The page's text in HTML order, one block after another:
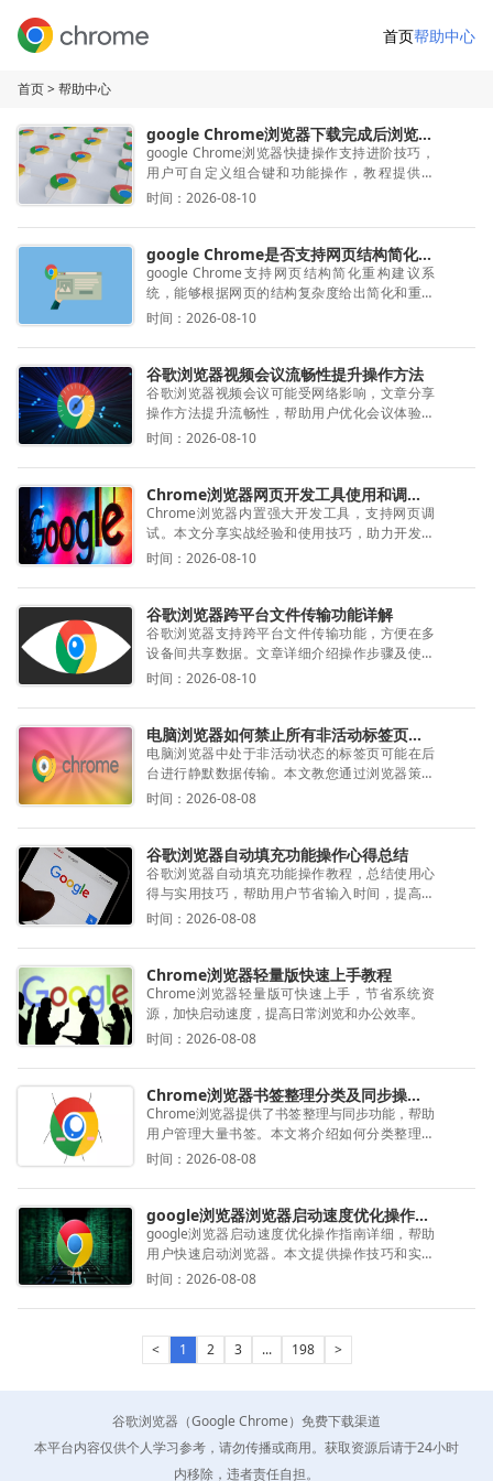
首页帮助中心
首页> 帮助中心
google Chrome浏览器下载完成后浏览器快捷操作进阶技巧
google Chrome浏览器快捷操作支持进阶技巧，
用户可自定义组合键和功能操作，教程提供步
骤，帮助提升浏览器操作效率。
时间：2026-08-10
google Chrome是否支持网页结构简化重构建议系统
google Chrome支持网页结构简化重构建议系
统，能够根据网页的结构复杂度给出简化和重构
建议。此功能帮助开发者优化页面设计，使网页
体验。
时间：2026-08-10
谷歌浏览器视频会议流畅性提升操作方法
谷歌浏览器视频会议可能受网络影响，文章分享
操作方法提升流畅性，帮助用户优化会议体验，
实现高效沟通和顺畅操作。
时间：2026-08-10
Chrome浏览器网页开发工具使用和调试实战分享
Chrome浏览器内置强大开发工具，支持网页调
试。本文分享实战经验和使用技巧，助力开发者
高效工作。
时间：2026-08-10
谷歌浏览器跨平台文件传输功能详解
谷歌浏览器支持跨平台文件传输功能，方便在多
设备间共享数据。文章详细介绍操作步骤及使用
技巧，提高传输效率。
时间：2026-08-10
电脑浏览器如何禁止所有非活动标签页在后台偷偷上传数据
电脑浏览器中处于非活动状态的标签页可能在后
台进行静默数据传输。本文教您通过浏览器策略
配置，彻底限制非活动页面的网络传输能力，防
量。
时间：2026-08-08
谷歌浏览器自动填充功能操作心得总结
谷歌浏览器自动填充功能操作教程，总结使用心
得与实用技巧，帮助用户节省输入时间，提高操
作便捷性。
时间：2026-08-08
Chrome浏览器轻量版快速上手教程
Chrome浏览器轻量版可快速上手，节省系统资
源，加快启动速度，提高日常浏览和办公效率。
时间：2026-08-08
Chrome浏览器书签整理分类及同步操作完整流程
Chrome浏览器提供了书签整理与同步功能，帮助
用户管理大量书签。本文将介绍如何分类整理书
签并进行同步操作，提高书签管理效率，让用户
时间：2026-08-08
google浏览器浏览器启动速度优化操作指南
google浏览器启动速度优化操作指南详细，帮助
用户快速启动浏览器。本文提供操作技巧和实操
经验，实现高效浏览体验。
时间：2026-08-08
< 1 2 3 ... 198 >
谷歌浏览器（Google Chrome）免费下载渠道
本平台内容仅供个人学习参考，请勿传播或商用。获取资源后请于24小时
内移除，违者责任自担。